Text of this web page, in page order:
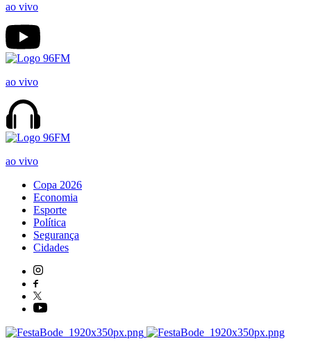
ao vivo
ao vivo
ao vivo
Copa 2026
Economia
Esporte
Política
Segurança
Cidades